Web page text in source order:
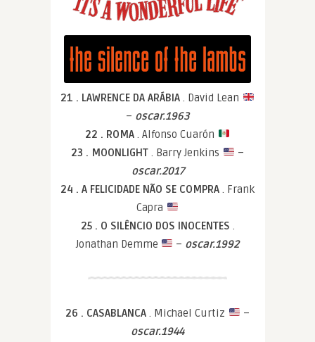
21 . LAWRENCE DA ARÁBIA. David Lean
– oscar.1963
22 . ROMA. Alfonso Cuarón
23 . MOONLIGHT. Barry Jenkins
–
oscar.2017
24 . A FELICIDADE NÃO SE COMPRA . Frank
Capra
25 . O SILÊNCIO DOS INOCENTES .
Jonathan Demme
– oscar.1992
26 . CASABLANCA. Michael Curtiz
–
oscar.1944